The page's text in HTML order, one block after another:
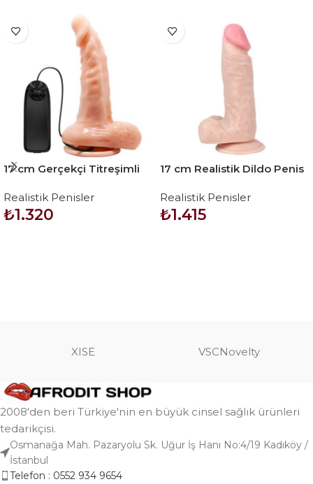
17 cm Gerçekçi Titreşimli
Realistik Penisler
₺1.320
17 cm Realistik Dildo Penis
Realistik Penisler
₺1.415
XISE VSCNovelty
2008'den beri Türkiye'nin en büyük cinsel sağlık ürünleri
tedarikçisi.
Osmanağa Mah. Pazaryolu Sk. Uğur İş Hanı No:4/19 Kadıköy /
İstanbul
Telefon : 0552 934 9654